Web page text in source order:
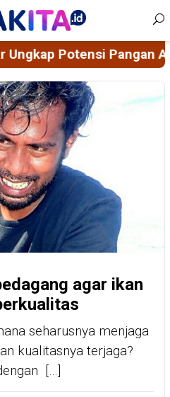
Takalar, Ajak Investor
agar ikan
seharusnya menjaga
kualitasnya terjaga?
[…]